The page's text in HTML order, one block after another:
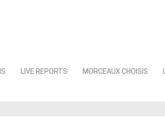
LIVE REPORTS MORCEAUX CHOISIS